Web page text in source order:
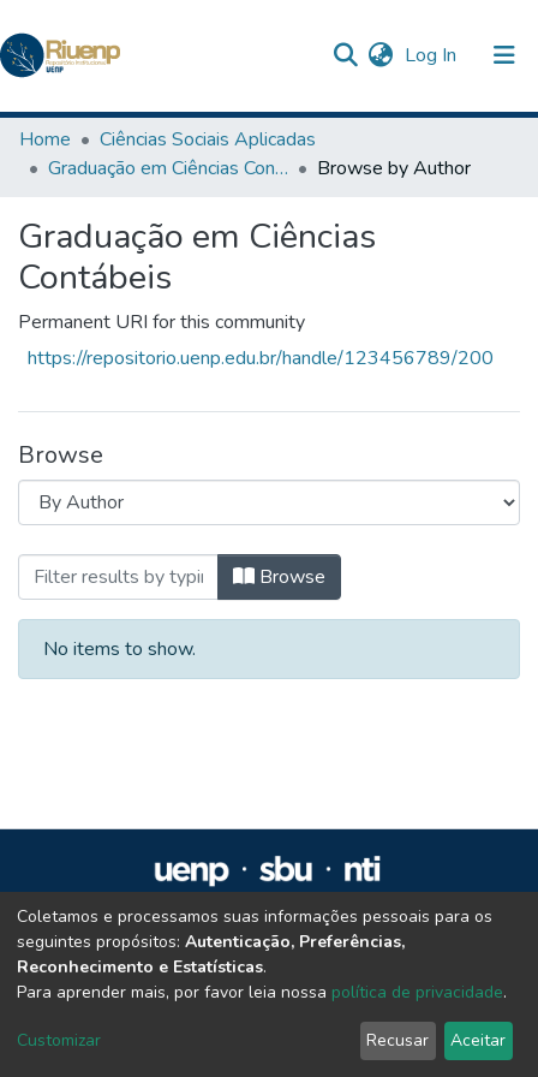
Log In (current)
Communities & Collections
Browse DSpace
Home
Ciências Sociais Aplicadas
Graduação em Ciências Contábeis
Browse by Author
Graduação em Ciências
Contábeis
Permanent URI for this community
https://repositorio.uenp.edu.br/handle/123456789/200
Browse
Browsing Graduação em Ciências
Browse
No items to show.
Repositório Institucional da UENP
repositorio@uenp.edu.br
Cookie settings | Privacy policy | End User Agreement Send Feedback
Coletamos e processamos suas informações pessoais para os
seguintes propósitos: Autenticação, Preferências,
Reconhecimento e Estatísticas.
Para aprender mais, por favor leia nossa política de privacidade.
Customizar Recusar Aceitar